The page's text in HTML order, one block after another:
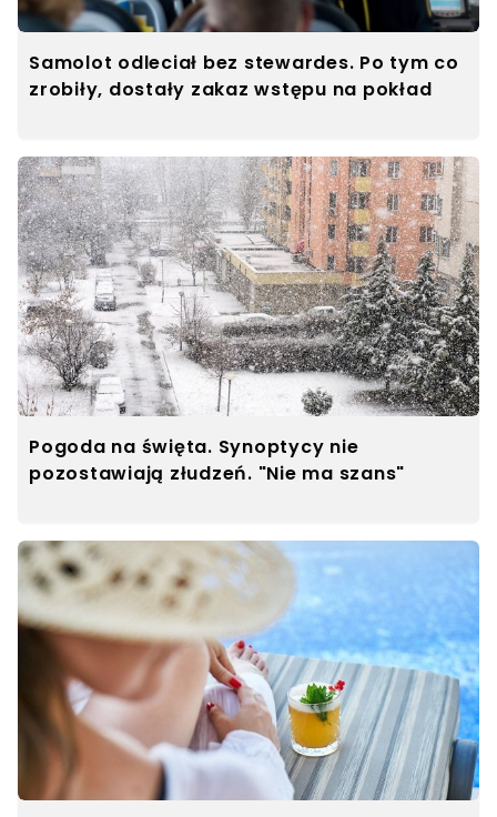
Samolot odleciał bez stewardes. Po tym co
zrobiły, dostały zakaz wstępu na pokład
Pogoda na święta. Synoptycy nie
pozostawiają złudzeń. "Nie ma szans"